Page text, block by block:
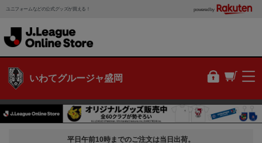
ユニフォームなどの公式グッズが買える！ powered by
いわてグルージャ盛岡
平日午前10時までのご注文は当日出荷。